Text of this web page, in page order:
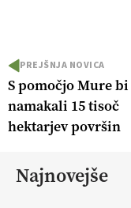
PREJŠNJA NOVICA
S pomočjo Mure bi
namakali 15 tisoč
hektarjev površin
Najnovejše